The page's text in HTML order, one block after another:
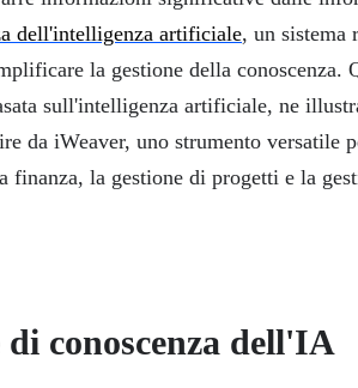
dell'intelligenza artificiale, un sistema
la gestione della conoscenza.
sull'intelligenza artificiale, ne
da iWeaver, uno strumento versatile
la gestione di progetti e la
conoscenza dell'IA